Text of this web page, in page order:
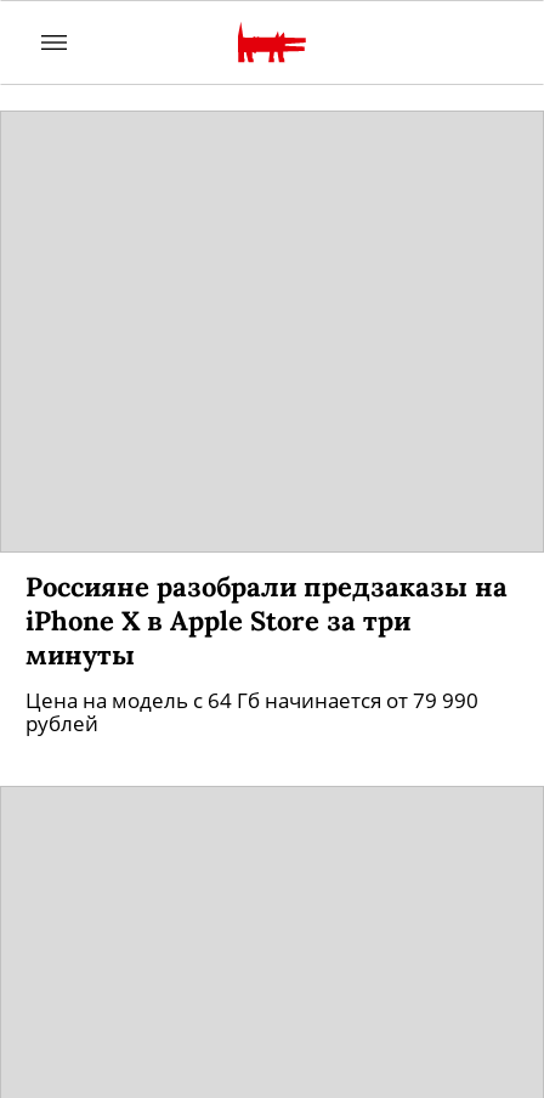
Россияне разобрали предзаказы на
iPhone X в Apple Store за три
минуты
Цена на модель с 64 Гб начинается от 79 990
рублей